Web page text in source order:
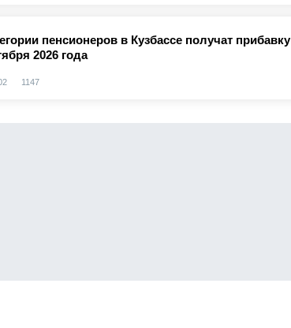
пенсионеров в Кузбассе получат прибавку
2026 года
1147